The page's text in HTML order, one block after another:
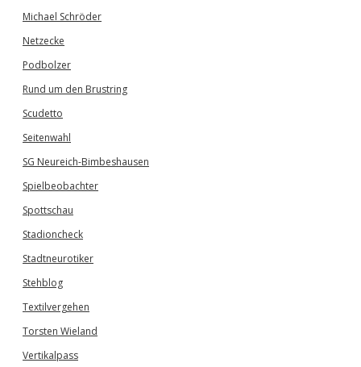
Michael Schröder
Netzecke
Podbolzer
Rund um den Brustring
Scudetto
Seitenwahl
SG Neureich-Bimbeshausen
Spielbeobachter
Spottschau
Stadioncheck
Stadtneurotiker
Stehblog
Textilvergehen
Torsten Wieland
Vertikalpass